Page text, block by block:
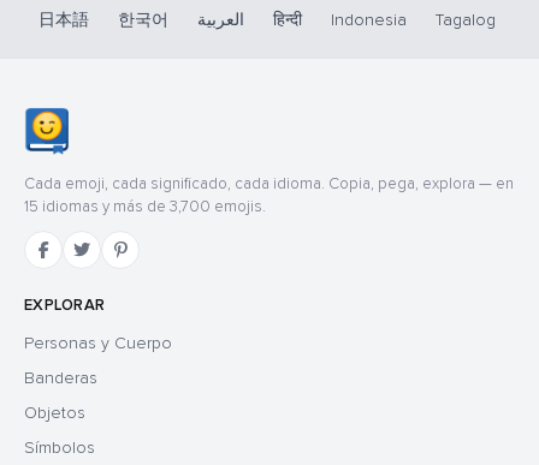
日本語
한국어 العربية हिन्दी Indonesia Tagalog
Cada emoji, cada significado, cada idioma. Copia, pega, explora — en
15 idiomas y más de 3,700 emojis.
EXPLORAR
Personas y Cuerpo
Banderas
Objetos
Símbolos